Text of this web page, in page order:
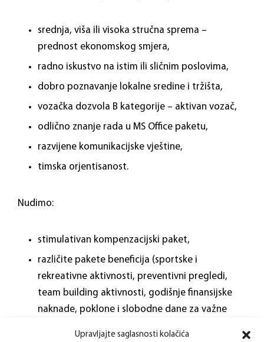
Upravljajte saglasnosti kolačića
srednja, viša ili visoka stručna sprema –
prednost ekonomskog smjera,
radno iskustvo na istim ili sličnim poslovima,
dobro poznavanje lokalne sredine i tržišta,
vozačka dozvola B kategorije – aktivan vozač,
odlično znanje rada u MS Office paketu,
razvijene komunikacijske vještine,
timska orjentisanost.
Nudimo:
stimulativan kompenzacijski paket,
različite pakete beneficija (sportske i
rekreativne aktivnosti, preventivni pregledi,
team building aktivnosti, godišnje finansijske
naknade, poklone i slobodne dane za važne